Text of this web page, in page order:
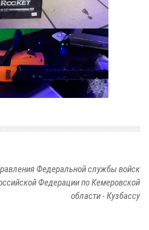
Федеральной службы войск
Федерации по Кемеровской
области - Кузбассу